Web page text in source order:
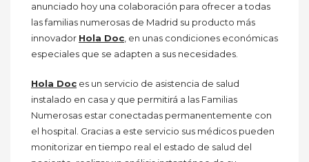
anunciado hoy una colaboración para ofrecer a todas
las familias numerosas de Madrid su producto más
innovador Hola Doc , en unas condiciones económicas
especiales que se adapten a sus necesidades.
Hola Doc es un servicio de asistencia de salud
instalado en casa y que permitirá a las Familias
Numerosas estar conectadas permanentemente con
el hospital. Gracias a este servicio sus médicos pueden
monitorizar en tiempo real el estado de salud del